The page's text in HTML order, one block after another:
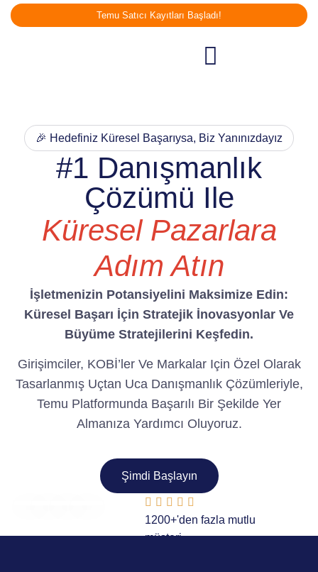
Temu Satıcı Kayıtları Başladı!
🎉 Hedefiniz Küresel Başarıysa, Biz Yanınızdayız
#1 Danışmanlık
Çözümü Ile
Küresel Pazarlara
Adım Atın
İşletmenizin Potansiyelini Maksimize Edin:
Küresel Başarı İçin Stratejik İnovasyonlar Ve
Büyüme Stratejilerini Keşfedin.
Girişimciler, KOBİ’ler Ve Markalar Için Özel Olarak
Tasarlanmış Uçtan Uca Danışmanlık Çözümleriyle,
Temu Platformunda Başarılı Bir Şekilde Yer
Almanıza Yardımcı Oluyoruz.
Şimdi Başlayın
    
1200+'den fazla mutlu
müşteri